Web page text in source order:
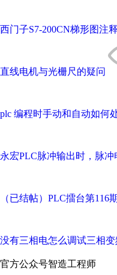
西门子S7-200CN梯形图注释
直线电机与光栅尺的疑问
plc 编程时手动和自动如何
永宏PLC脉冲输出时，脉冲
（已结帖）PLC擂台第
没有三相电怎么调试三相变
官方公众号智造工程师